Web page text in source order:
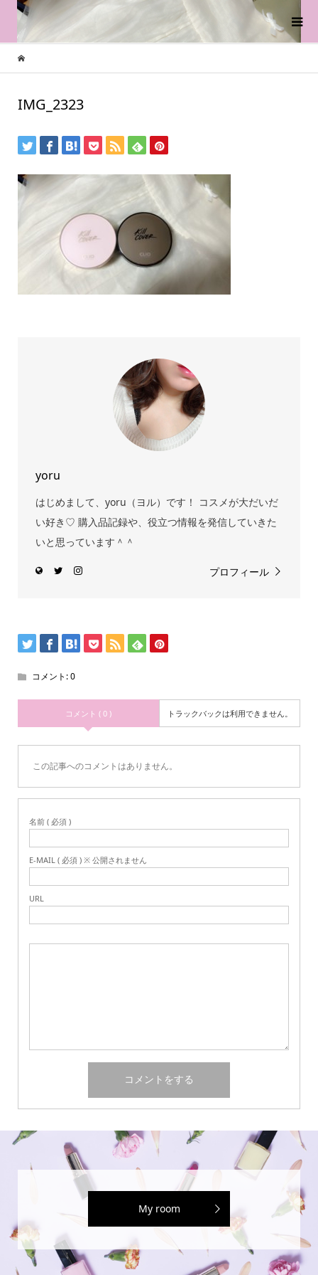
IMG_2323
yoru
はじめまして、yoru（ヨル）です！ コスメが大だいだ
い好き♡ 購入品記録や、役立つ情報を発信していきた
いと思っています＾＾
プロフィール
コメント:0
コメント ( 0 ) トラックバックは利用できません。
この記事へのコメントはありません。
名前 ( 必須 )
E-MAIL ( 必須 ) ※ 公開されません
URL
My room